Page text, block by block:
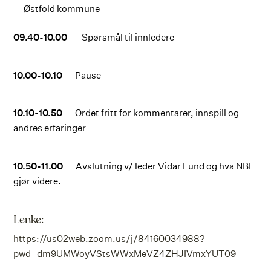
Østfold kommune
09.40-10.00 Spørsmål til innledere
10.00-10.10 Pause
10.10-10.50 Ordet fritt for kommentarer, innspill og
andres erfaringer
10.50-11.00 Avslutning v/ leder Vidar Lund og hva NBF
gjør videre.
Lenke:
https://us02web.zoom.us/j/84160034988?
pwd=dm9UMWoyVStsWWxMeVZ4ZHJIVmxYUT09